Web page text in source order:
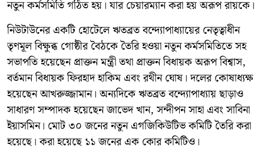
নতুন কর্মসমিতি গঠিত হয়। যার চেয়ারম্যান করা হয় অরূপ রায়কে।
নিউটাউনের একটি হোটেলে ঋতব্রত বন্দ্যোপাধ্যায়ের নেতৃত্বাধীন
তৃণমূল বিক্ষুব্ধ গোষ্ঠীর বৈঠকে তৈরি হওয়া নতুন কর্মসমিতিতে সহ
সভাপতি হয়েছেন প্রাক্তন মন্ত্রী তথা প্রাক্তন বিধায়ক অরূপ বিশ্বাস,
বর্তমান বিধায়ক ফিরহাদ হাকিম এবং রথীন ঘোষ। দলের কোষাধ্যক্ষ
হয়েছেন আখরুজ্জামান। অন্যদিকে ঋতব্রত বন্দ্যোপাধ্যায় ছাড়াও
সাধারণ সম্পাদক হয়েছেন জাভেদ খান, সন্দীপন সাহা এবং সাবিনা
ইয়াসমিন। মোট ৩০ জনের নতুন এগজিকিউটিভ কমিটি তৈরি করা
হয়েছে। করা হয়েছে ১১ জনের এক কোর কমিটিও।